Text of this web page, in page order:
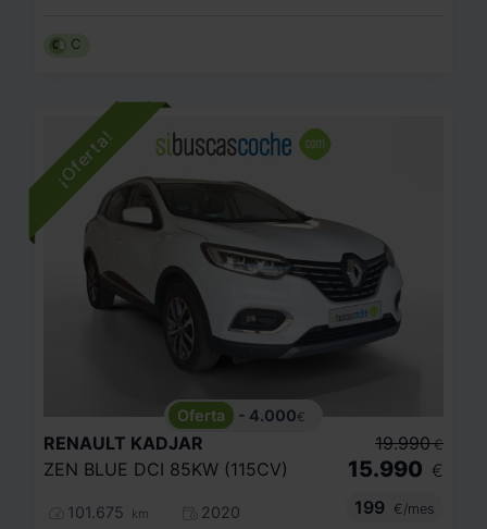
C
- 4.000€
RENAULT KADJAR
ZEN BLUE DCI 85KW (115CV)
101.675 km
2020
19.990 €
15.990 €
199
€/mes